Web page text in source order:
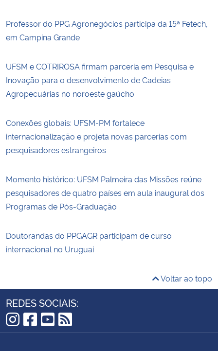
Professor do PPG Agronegócios participa da 15ª Fetech,
em Campina Grande
UFSM e COTRIROSA firmam parceria em Pesquisa e
Inovação para o desenvolvimento de Cadeias
Agropecuárias no noroeste gaúcho
Conexões globais: UFSM-PM fortalece
internacionalização e projeta novas parcerias com
pesquisadores estrangeiros
Momento histórico: UFSM Palmeira das Missões reúne
pesquisadores de quatro países em aula inaugural dos
Programas de Pós-Graduação
Doutorandas do PPGAGR participam de curso
internacional no Uruguai
Voltar ao topo
REDES SOCIAIS:
Instagram
Facebook
YouTube
RSS